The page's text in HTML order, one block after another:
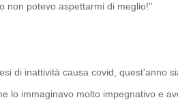
non potevo aspettarmi di meglio!"
di inattività causa covid, quest'anno
lo immaginavo molto impegnativo e